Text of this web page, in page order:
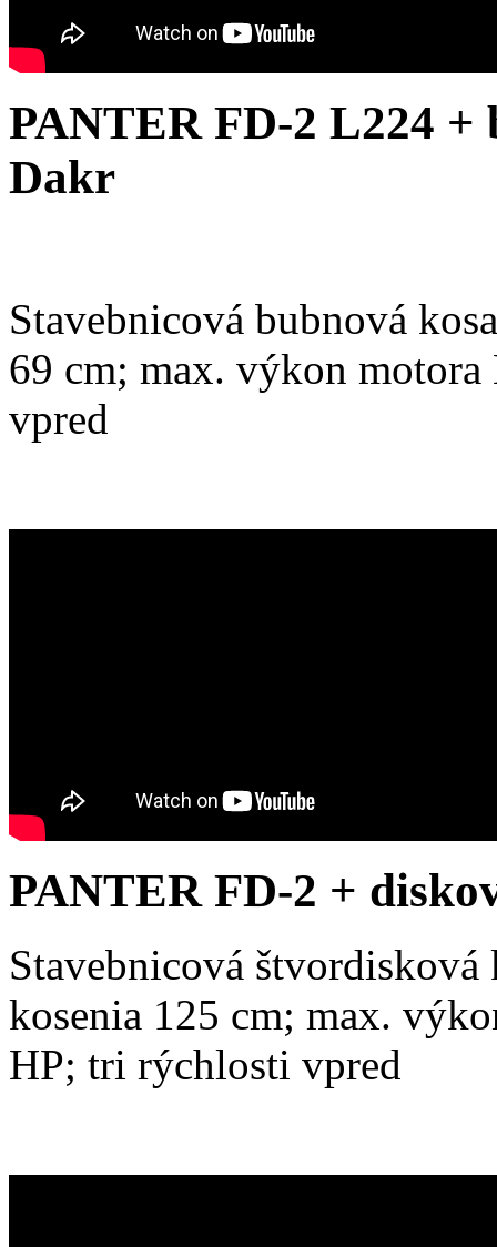
PANTER FD-2 L224 +
Dakr
Stavebnicová bubnová
69 cm; max. výkon
vpred
PANTER FD-2 +
Stavebnicová štvordisková
kosenia 125 cm; max.
HP; tri rýchlosti vpred